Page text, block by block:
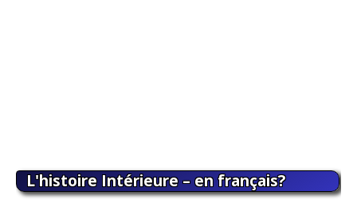
L'histoire Intérieure – en français?